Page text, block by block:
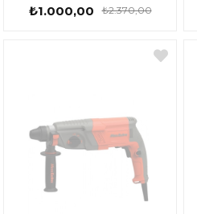
Testeresi
₺1.000,00 ₺2.370,00